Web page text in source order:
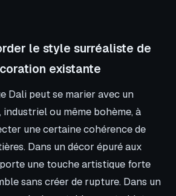
le style surréaliste de
existante
Dali peut se marier avec un
ou même bohème, à
une certaine cohérence de
Dans un décor épuré aux
une touche artistique forte
sans créer de rupture. Dans un